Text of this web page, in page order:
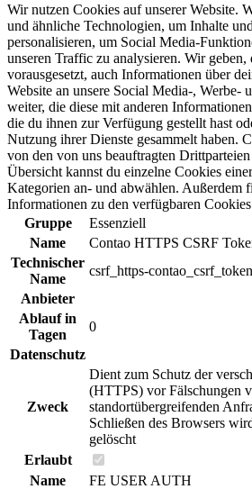
Wir nutzen Cookies auf unserer Website.
und ähnliche Technologien, um Inhalte
personalisieren, um Social Media-
unseren Traffic zu analysieren. Wir geben,
vorausgesetzt, auch Informationen über
Website an unsere Social Media-, Werbe-
weiter, die diese mit anderen
die du ihnen zur Verfügung gestellt hast
Nutzung ihrer Dienste gesammelt haben.
von den von uns beauftragten
Übersicht kannst du einzelne Cookies
Kategorien an- und abwählen. Außerdem
Informationen zu den verfügbaren
Gruppe
Essenziell
Name
Contao HTTPS CSRF
Technischer
Name
csrf_https-contao_csrf_token
Anbieter
Ablauf in
Tagen
0
Datenschutz
Zweck
Dient zum Schutz der
(HTTPS) vor Fälschungen
standortübergreifenden
Schließen des Browsers
gelöscht
Erlaubt
Name
FE USER AUTH